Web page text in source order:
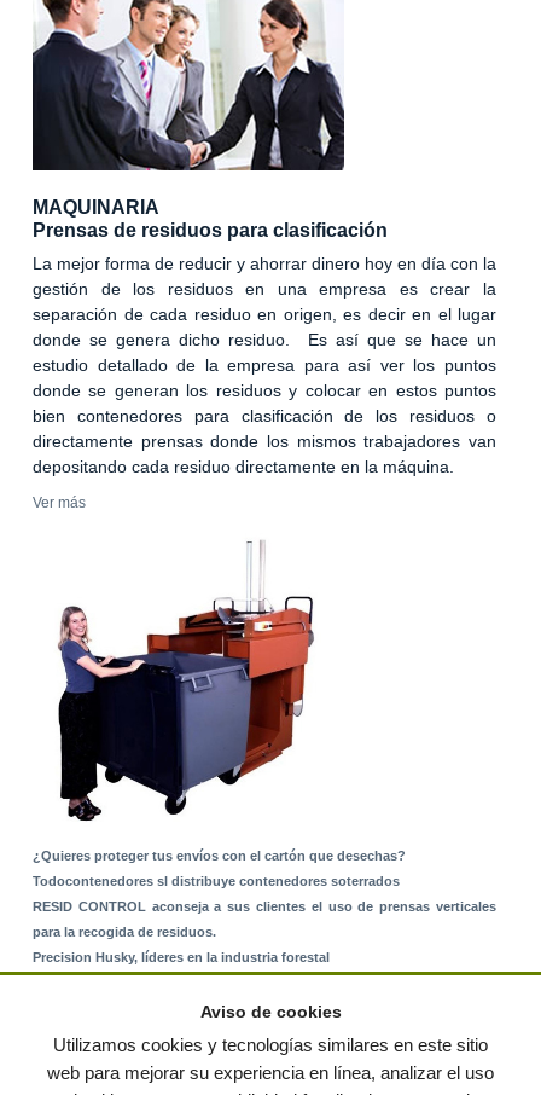
MAQUINARIA
Prensas de residuos para clasificación
La mejor forma de reducir y ahorrar dinero hoy en día con la
gestión de los residuos en una empresa es crear la
separación de cada residuo en origen, es decir en el lugar
donde se genera dicho residuo. Es así que se hace un
estudio detallado de la empresa para así ver los puntos
donde se generan los residuos y colocar en estos puntos
bien contenedores para clasificación de los residuos o
directamente prensas donde los mismos trabajadores van
depositando cada residuo directamente en la máquina.
Ver más
¿Quieres proteger tus envíos con el cartón que desechas?
Todocontenedores sl distribuye contenedores soterrados
RESID CONTROL aconseja a sus clientes el uso de prensas verticales
para la recogida de residuos.
Precision Husky, líderes en la industria forestal
Aviso de cookies
Utilizamos cookies y tecnologías similares en este sitio
web para mejorar su experiencia en línea, analizar el uso